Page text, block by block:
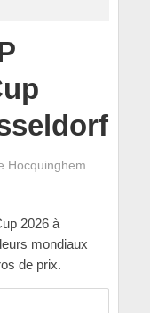
Hocquinghem
2026 à
mondiaux
de prix.